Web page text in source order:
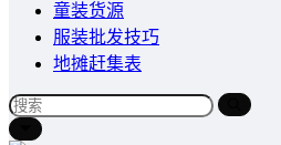
童装货源
服装批发技巧
地摊赶集表